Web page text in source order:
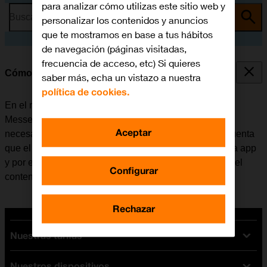
Busca por problema o tema
Cómo utilizar Facebook Messenger
En el móvil se puede utilizar la aplicación Facebook
Messenger. Antes de utilizar Facebook Messenger, es
necesario
configurar el móvil para internet
. Tener en cuenta
que el desarrollador de aplicaciones va actualizando la app
y por eso puede ser que no coincida exactamente con el
contenido de esta instrucción.
Nuestras tarifas
para analizar cómo utilizas este sitio web y
personalizar los contenidos y anuncios
que te mostramos en base a tus hábitos
de navegación (páginas visitadas,
frecuencia de acceso, etc) Si quieres
saber más, echa un vistazo a nuestra
política de cookies.
Configurar
Rechazar
Aceptar